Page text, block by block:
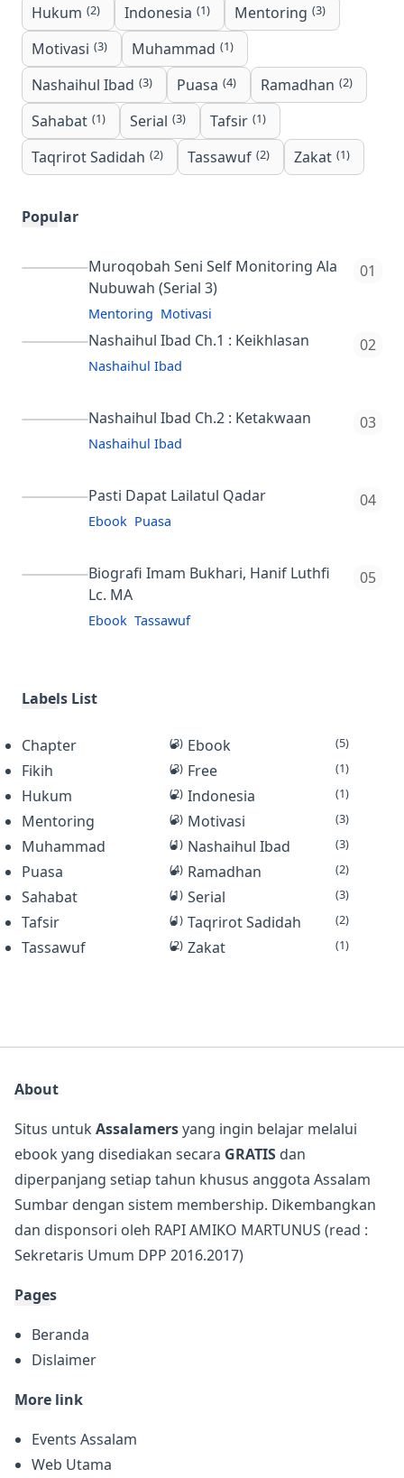
dan mulia,
disebutkan
dalam banyak
ayat dan hadits.
Akan…
menjawab
dengan
menyebutkan
berbagai ci…
Hukum (2) Indonesia (1) Mentoring (3)
Motivasi (3) Muhammad (1)
Nashaihul Ibad (3) Puasa (4) Ramadhan (2)
Sahabat (1) Serial (3) Tafsir (1)
Taqrirot Sadidah (2) Tassawuf (2) Zakat (1)
Popular
Muroqobah Seni Self Monitoring Ala
Nubuwah (Serial 3)
Mentoring Motivasi
Nashaihul Ibad Ch.1 : Keikhlasan
Nashaihul Ibad
Nashaihul Ibad Ch.2 : Ketakwaan
Nashaihul Ibad
Pasti Dapat Lailatul Qadar
Ebook Puasa
:123123 Deskripsi E-book "Pasti
Dapat Lailatul Qadar" membahas
tentang malam istimewa di bulan
Biografi Imam Bukhari, Hanif Luthfi
Lc. MA
Ebook Tassawuf
seorang ustadz dan penulis asal
Labels List
Chapter (3) Ebook (5)
Fikih (3) Free (1)
Hukum (2) Indonesia (1)
Mentoring (3) Motivasi (3)
Muhammad (1) Nashaihul Ibad (3)
Puasa (4) Ramadhan (2)
Sahabat (1) Serial (3)
Tafsir (1) Taqrirot Sadidah (2)
Tassawuf (2) Zakat (1)
About
Situs untukAssalamersyang ingin belajar melalui
ebook yang disediakan secara GRATIS dan
diperpanjang setiap tahun khusus anggota Assalam
Sumbar dengan sistem membership. Dikembangkan
dan disponsori oleh RAPI AMIKO MARTUNUS (read :
Sekretaris Umum DPP 2016.2017)
Pages
Beranda
Dislaimer
More link
Events Assalam
Web Utama